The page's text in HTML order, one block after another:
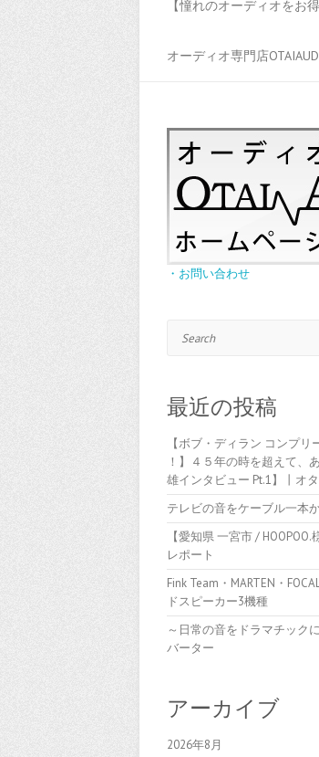
【憧れのオーディオをお
オーディオ専門店
・お問い合わせ
最近の投稿
【ボブ・ディラン コンプ
！】４５年の時を超えて、
雄インタビュー Pt.1】丨オ
テレビの音をケーブル一本
【愛知県 一宮市 /
レポート
Fink Team・MARTEN・
ドスピーカー3機種
～日常の音をドラマチック
バーター
アーカイブ
2026年8月